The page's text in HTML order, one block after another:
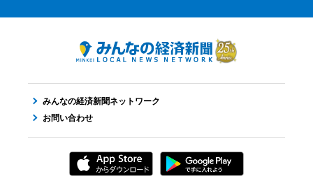
みんなの経済新聞ネットワーク
お問い合わせ